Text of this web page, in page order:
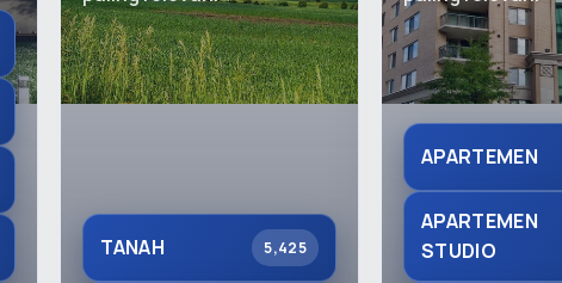
TANAH 5,425
APARTEMEN
APARTEMEN
STUDIO